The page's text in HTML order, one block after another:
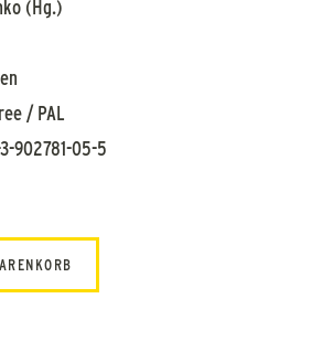
(Hg.)
/ PAL
902781-05-5